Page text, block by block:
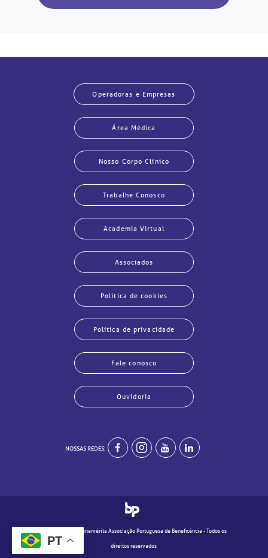
Operadoras e Empresas
Área Médica
Nosso Corpo Clínico
Trabalhe Conosco
Academia Virtual
Associados
Política de cookies
Política de privacidade
Fale conosco
Ouvidoria
NOSSAS REDES:
© 2020 - Real e Benemérita Associação Portuguesa de Beneficência - Todos os
direitos reservados
PT